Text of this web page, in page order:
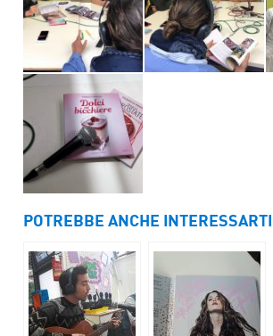
POTREBBE ANCHE INTERESSARTI